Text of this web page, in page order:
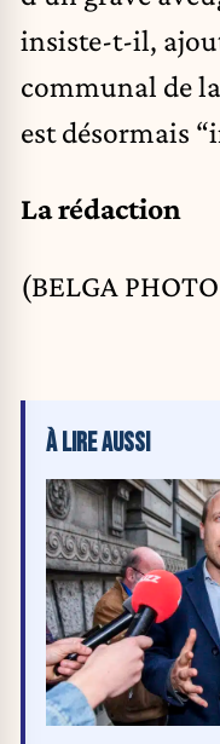
insiste-t-il,
communal de
est désormais
La rédaction
(BELGA
À LIRE AUSSI